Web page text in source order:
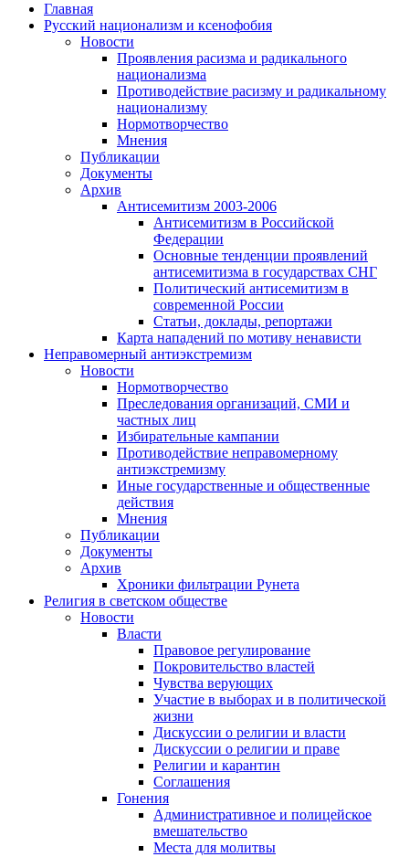
Главная
Русский национализм и ксенофобия
Новости
Проявления расизма и радикального
национализма
Противодействие расизму и радикальному
национализму
Нормотворчество
Мнения
Публикации
Документы
Архив
Антисемитизм 2003-2006
Антисемитизм в Российской
Федерации
Основные тенденции проявлений
антисемитизма в государствах СНГ
Политический антисемитизм в
современной России
Статьи, доклады, репортажи
Карта нападений по мотиву ненависти
Неправомерный антиэкстремизм
Новости
Нормотворчество
Преследования организаций, СМИ и
частных лиц
Избирательные кампании
Противодействие неправомерному
антиэкстремизму
Иные государственные и общественные
действия
Мнения
Публикации
Документы
Архив
Хроники фильтрации Рунета
Религия в светском обществе
Новости
Власти
Правовое регулирование
Покровительство властей
Чувства верующих
Участие в выборах и в политической
жизни
Дискуссии о религии и власти
Дискуссии о религии и праве
Религии и карантин
Соглашения
Гонения
Административное и полицейское
вмешательство
Места для молитвы